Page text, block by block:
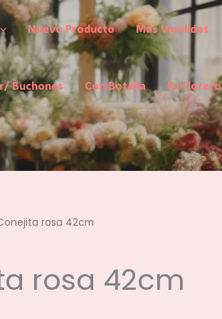
Nuevo Producto Mas Vendidos
Buchones Con Botella En Florero
rosa 42cm
rosa 42cm